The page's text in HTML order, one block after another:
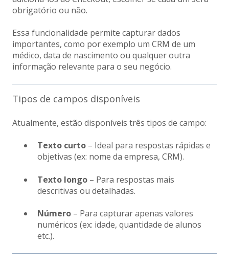
obrigatório ou não.
Essa funcionalidade permite capturar dados
importantes, como por exemplo um CRM de um
médico, data de nascimento ou qualquer outra
informação relevante para o seu negócio.
Tipos de campos disponíveis
Atualmente, estão disponíveis três tipos de campo:
Texto curto – Ideal para respostas rápidas e
objetivas (ex: nome da empresa, CRM).
Texto longo – Para respostas mais
descritivas ou detalhadas.
Número – Para capturar apenas valores
numéricos (ex: idade, quantidade de alunos
etc.).